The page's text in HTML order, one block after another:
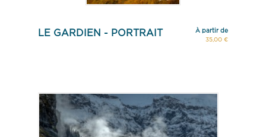
LE GARDIEN - PORTRAIT
À partir de
35,00 €